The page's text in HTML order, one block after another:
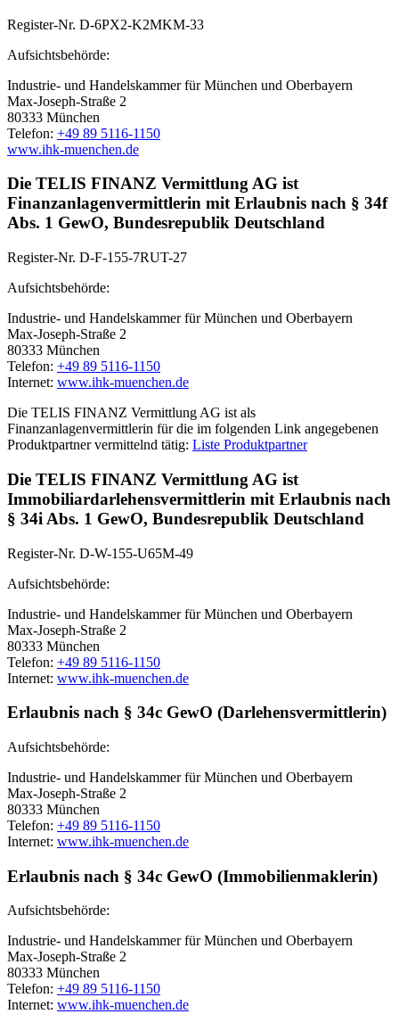
Register-Nr. D-6PX2-K2MKM-33
Aufsichtsbehörde:
Industrie- und Handelskammer für München und Oberbayern
Max-Joseph-Straße 2
80333 München
Telefon: +49 89 5116-1150
www.ihk-muenchen.de
Die TELIS FINANZ Vermittlung AG ist
Finanzanlagenvermittlerin mit Erlaubnis nach § 34f
Abs. 1 GewO, Bundesrepublik Deutschland
Register-Nr. D-F-155-7RUT-27
Aufsichtsbehörde:
Industrie- und Handelskammer für München und Oberbayern
Max-Joseph-Straße 2
80333 München
Telefon: +49 89 5116-1150
Internet: www.ihk-muenchen.de
Die TELIS FINANZ Vermittlung AG ist als
Finanzanlagenvermittlerin für die im folgenden Link angegebenen
Produktpartner vermittelnd tätig: Liste Produktpartner
Die TELIS FINANZ Vermittlung AG ist
Immobiliardarlehensvermittlerin mit Erlaubnis nach
§ 34i Abs. 1 GewO, Bundesrepublik Deutschland
Register-Nr. D-W-155-U65M-49
Aufsichtsbehörde:
Industrie- und Handelskammer für München und Oberbayern
Max-Joseph-Straße 2
80333 München
Telefon: +49 89 5116-1150
Internet: www.ihk-muenchen.de
Erlaubnis nach § 34c GewO (Darlehensvermittlerin)
Aufsichtsbehörde:
Industrie- und Handelskammer für München und Oberbayern
Max-Joseph-Straße 2
80333 München
Telefon: +49 89 5116-1150
Internet: www.ihk-muenchen.de
Erlaubnis nach § 34c GewO (Immobilienmaklerin)
Aufsichtsbehörde:
Industrie- und Handelskammer für München und Oberbayern
Max-Joseph-Straße 2
80333 München
Telefon: +49 89 5116-1150
Internet: www.ihk-muenchen.de